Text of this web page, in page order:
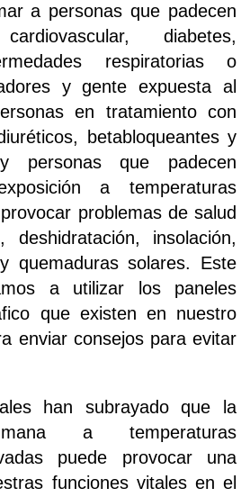
a personas que padecen
diabetes,
respiratorias o
y gente expuesta al
en tratamiento con
betabloqueantes y
y personas que padecen
a temperaturas
problemas de salud
deshidratación, insolación,
quemaduras solares. Este
a utilizar los paneles
que existen en nuestro
enviar consejos para evitar
han subrayado que la
a temperaturas
puede provocar una
funciones vitales en el